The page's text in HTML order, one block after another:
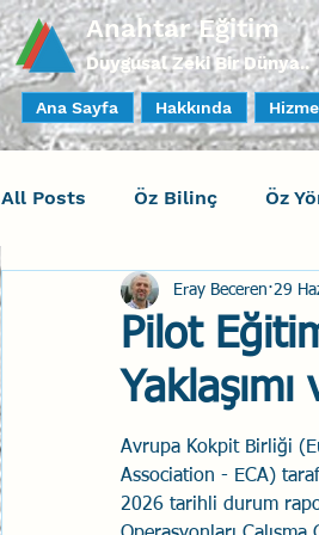
Anahtar Eğitim
Duygusal Zeki Bir Dünya..
Ana Sayfa Hakkında
All Posts Öz Bilinç Öz
Sosyal Bilinç İlişki
Yaratıcı Drama İnsan
Duygusal Zeka Koçluğu
Pilot
Eray Beceren 29
Avrupa Kokpit Birliği
Association - ECA)
2026 tarihli durum